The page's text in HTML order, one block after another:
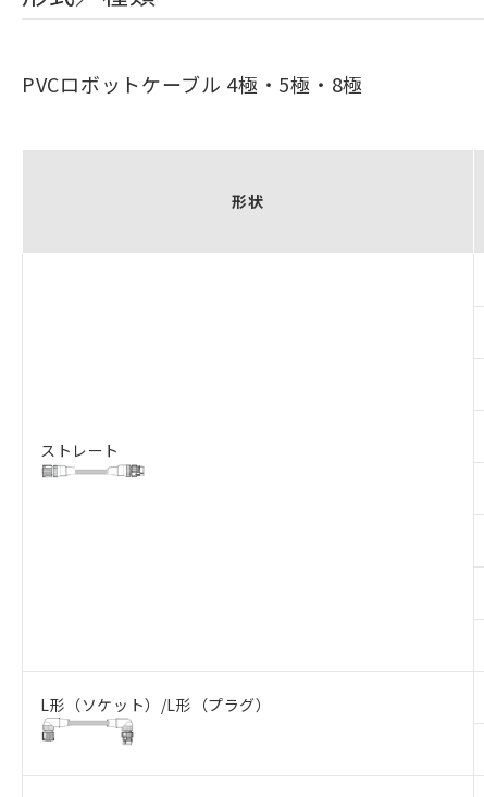
PVCロボットケーブル 4極・5極・8極
形状
ストレート
L形（ソケット）/L形（プラグ）